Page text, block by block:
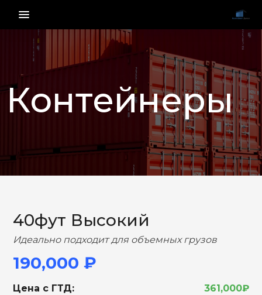
menu_vert
Контейнеры
НАЗАД ВПЕРЕД
40фут Высокий
Идеально подходит для объемных грузов
190,000 ₽
Цена с ГТД: 361,000₽